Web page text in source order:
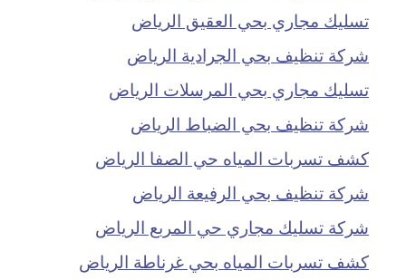
تسليك مجاري بحي العقيق الرياض
شركة تنظيف بحي الجرادية الرياض
تسليك مجاري بحي المرسلات الرياض
شركة تنظيف بحي الضباط الرياض
كشف تسربات المياه حي الصفا الرياض
شركة تنظيف بحي الرفيعة الرياض
شركة تسليك مجاري حي المربع الرياض
كشف تسربات المياه بحي غرناطة الرياض